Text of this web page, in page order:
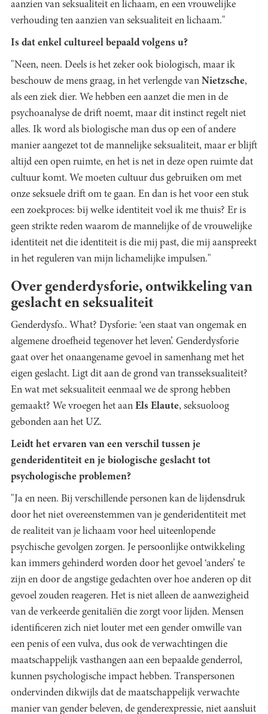
aanzien van seksualiteit en lichaam, en een vrouwelijke
verhouding ten aanzien van seksualiteit en lichaam."
Is dat enkel cultureel bepaald volgens u?
"Neen, neen. Deels is het zeker ook biologisch, maar ik
beschouw de mens graag, in het verlengde van Nietzsche,
als een ziek dier. We hebben een aanzet die men in de
psychoanalyse de drift noemt, maar dit instinct regelt niet
alles. Ik word als biologische man dus op een of andere
manier aangezet tot de mannelijke seksualiteit, maar er blijft
altijd een open ruimte, en het is net in deze open ruimte dat
cultuur komt. We moeten cultuur dus gebruiken om met
onze seksuele drift om te gaan. En dan is het voor een stuk
een zoekproces: bij welke identiteit voel ik me thuis? Er is
geen strikte reden waarom de mannelijke of de vrouwelijke
identiteit net die identiteit is die mij past, die mij aanspreekt
in het reguleren van mijn lichamelijke impulsen."
Over genderdysforie, ontwikkeling van
geslacht en seksualiteit
Genderdysfo.. What? Dysforie: ‘een staat van ongemak en
algemene droefheid tegenover het leven’. Genderdysforie
gaat over het onaangename gevoel in samenhang met het
eigen geslacht. Ligt dit aan de grond van transseksualiteit?
En wat met seksualiteit eenmaal we de sprong hebben
gemaakt? We vroegen het aan Els Elaute, seksuoloog
gebonden aan het UZ.
Leidt het ervaren van een verschil tussen je
genderidentiteit en je biologische geslacht tot
psychologische problemen?
"Ja en neen. Bij verschillende personen kan de lijdensdruk
door het niet overeenstemmen van je genderidentiteit met
de realiteit van je lichaam voor heel uiteenlopende
psychische gevolgen zorgen. Je persoonlijke ontwikkeling
kan immers gehinderd worden door het gevoel ‘anders’ te
zijn en door de angstige gedachten over hoe anderen op dit
gevoel zouden reageren. Het is niet alleen de aanwezigheid
van de verkeerde genitaliën die zorgt voor lijden. Mensen
identificeren zich niet louter met een gender omwille van
een penis of een vulva, dus ook de verwachtingen die
maatschappelijk vasthangen aan een bepaalde genderrol,
kunnen psychologische impact hebben. Transpersonen
ondervinden dikwijls dat de maatschappelijk verwachte
manier van gender beleven, de genderexpressie, niet aansluit